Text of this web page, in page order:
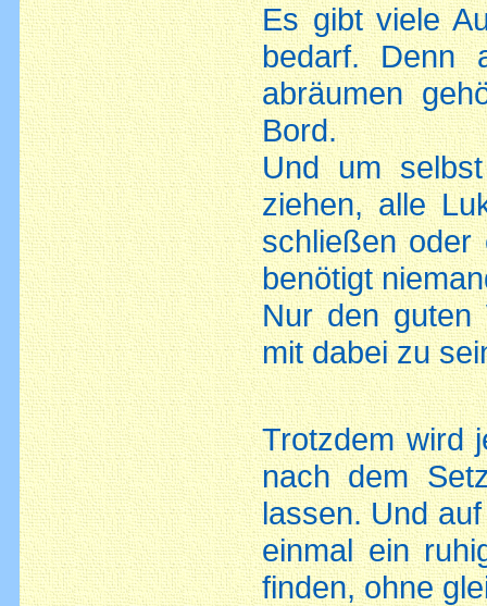
Es gibt viele
bedarf. Denn
abräumen
Bord.
Und um
ziehen, alle
schließen oder
benötigt
Nur den guten
mit dabei zu
Trotzdem wird
nach dem
lassen. Und
einmal ein
finden, ohne